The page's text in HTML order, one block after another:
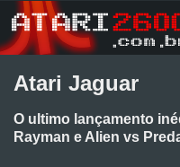
Atari Jaguar
O ultimo lançamento
Rayman e Alien vs